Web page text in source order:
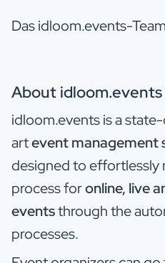
Das idloom.events-Team
About idloom.events
idloom.events is a
artevent management
designed to effortlessly
process foronline, live
eventsthrough the
processes.